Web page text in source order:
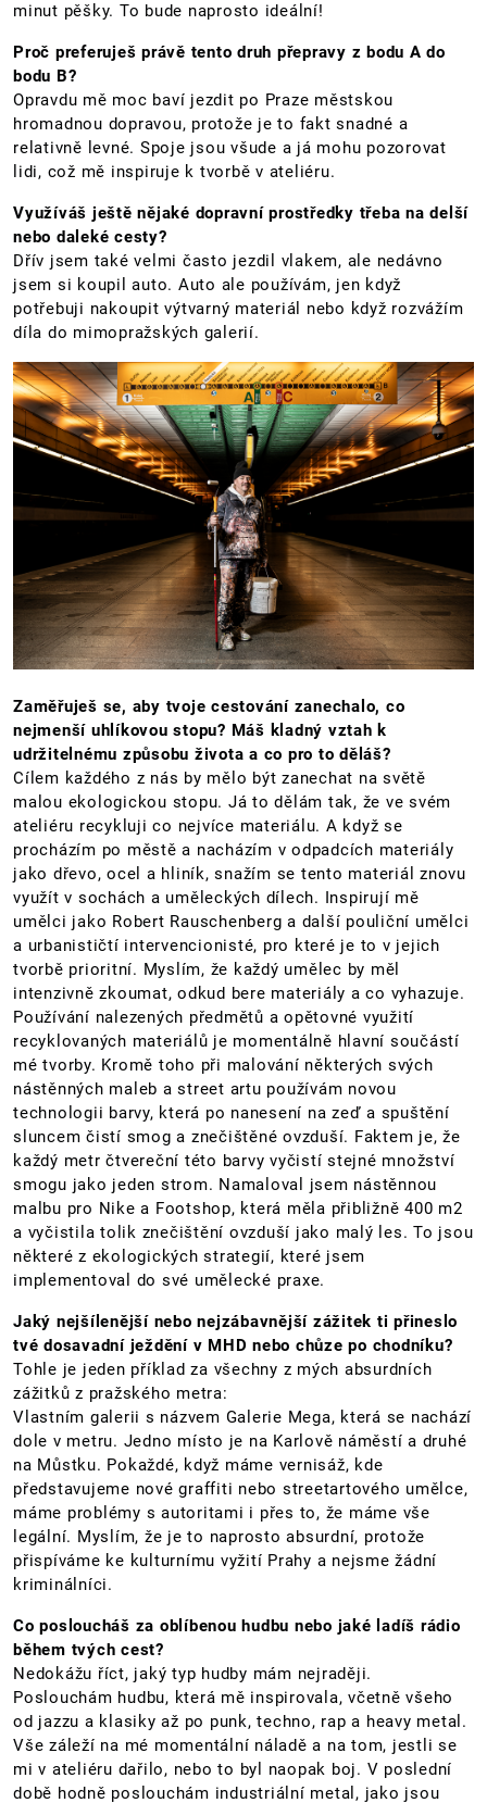
minut pěšky. To bude naprosto ideální!
Proč preferuješ právě tento druh přepravy z bodu A do
bodu B?
Opravdu mě moc baví jezdit po Praze městskou
hromadnou dopravou, protože je to fakt snadné a
relativně levné. Spoje jsou všude a já mohu pozorovat
lidi, což mě inspiruje k tvorbě v ateliéru.
Využíváš ještě nějaké dopravní prostředky třeba na delší
nebo daleké cesty?
Dřív jsem také velmi často jezdil vlakem, ale nedávno
jsem si koupil auto. Auto ale používám, jen když
potřebuji nakoupit výtvarný materiál nebo když rozvážím
díla do mimopražských galerií.
Zaměřuješ se, aby tvoje cestování zanechalo, co
nejmenší uhlíkovou stopu? Máš kladný vztah k
udržitelnému způsobu života a co pro to děláš?
Cílem každého z nás by mělo být zanechat na světě
malou ekologickou stopu. Já to dělám tak, že ve svém
ateliéru recykluji co nejvíce materiálu. A když se
procházím po městě a nacházím v odpadcích materiály
jako dřevo, ocel a hliník, snažím se tento materiál znovu
využít v sochách a uměleckých dílech. Inspirují mě
umělci jako Robert Rauschenberg a další pouliční umělci
a urbanističtí intervencionisté, pro které je to v jejich
tvorbě prioritní. Myslím, že každý umělec by měl
intenzivně zkoumat, odkud bere materiály a co vyhazuje.
Používání nalezených předmětů a opětovné využití
recyklovaných materiálů je momentálně hlavní součástí
mé tvorby. Kromě toho při malování některých svých
nástěnných maleb a street artu používám novou
technologii barvy, která po nanesení na zeď a spuštění
sluncem čistí smog a znečištěné ovzduší. Faktem je, že
každý metr čtvereční této barvy vyčistí stejné množství
smogu jako jeden strom. Namaloval jsem nástěnnou
malbu pro Nike a Footshop, která měla přibližně 400 m2
a vyčistila tolik znečištění ovzduší jako malý les. To jsou
některé z ekologických strategií, které jsem
implementoval do své umělecké praxe.
Jaký nejšílenější nebo nejzábavnější zážitek ti přineslo
tvé dosavadní ježdění v MHD nebo chůze po chodníku?
Tohle je jeden příklad za všechny z mých absurdních
zážitků z pražského metra:
Vlastním galerii s názvem Galerie Mega, která se nachází
dole v metru. Jedno místo je na Karlově náměstí a druhé
na Můstku. Pokaždé, když máme vernisáž, kde
představujeme nové graffiti nebo streetartového umělce,
máme problémy s autoritami i přes to, že máme vše
legální. Myslím, že je to naprosto absurdní, protože
přispíváme ke kulturnímu vyžití Prahy a nejsme žádní
kriminálníci.
Co posloucháš za oblíbenou hudbu nebo jaké ladíš rádio
během tvých cest?
Nedokážu říct, jaký typ hudby mám nejraději.
Poslouchám hudbu, která mě inspirovala, včetně všeho
od jazzu a klasiky až po punk, techno, rap a heavy metal.
Vše záleží na mé momentální náladě a na tom, jestli se
mi v ateliéru dařilo, nebo to byl naopak boj. V poslední
době hodně poslouchám industriální metal, jako jsou